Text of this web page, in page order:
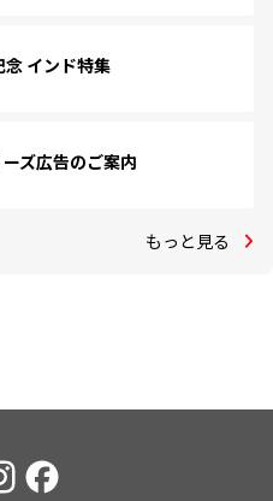
インド特集
ーズ広告のご案内
もっと見る